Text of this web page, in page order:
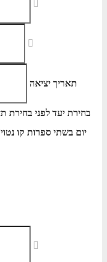
תאריך יציאה
בחירת יעד לפני בחירת
יום בשתי ספרות קו